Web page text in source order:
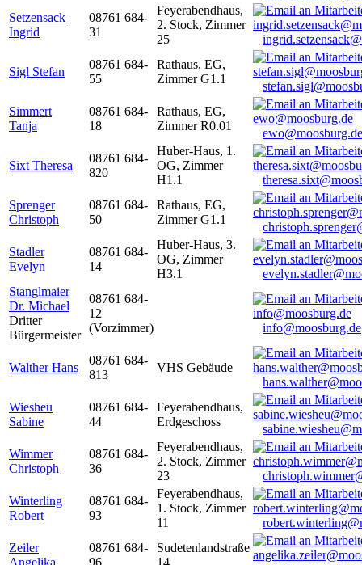
Setzensack
Ingrid
08761 684-
31
Feyerabendhaus,
2. Stock, Zimmer
25
Sigl Stefan
08761 684-
55
Rathaus, EG,
Zimmer G1.1
Simmert
Tanja
08761 684-
18
Rathaus, EG,
Zimmer R0.01
ewo@moosburg.de
Sixt Theresa
08761 684-
820
Huber-Haus, 1.
OG, Zimmer
H1.1
Sprenger
Christoph
08761 684-
50
Rathaus, EG,
Zimmer G1.1
Stadler
Evelyn
08761 684-
14
Huber-Haus, 3.
OG, Zimmer
H3.1
Stanglmaier
Dr. Michael
Dritter
Bürgermeister
08761 684-
12
(Vorzimmer)
info@moosburg.de
Walther Hans
08761 684-
813
VHS Gebäude
Wiesheu
Sabine
08761 684-
44
Feyerabendhaus,
Erdgeschoss
Wimmer
Christoph
08761 684-
36
Feyerabendhaus,
2. Stock, Zimmer
23
Winterling
Robert
08761 684-
93
Feyerabendhaus,
1. Stock, Zimmer
11
Zeiler
Angelika
08761 684-
96
Sudetenlandstraße
14